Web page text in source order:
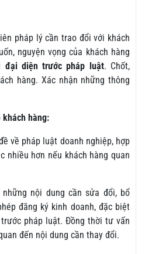
pháp lý cần trao đổi với khách
nguyện vọng của khách hàng
đại diện trước pháp luật. Chốt,
hàng. Xác nhận những thông
khách hàng:
về pháp luật doanh nghiệp, hợp
nhiều hơn nếu khách hàng quan
nội dung cần sửa đổi, bổ
đăng ký kinh doanh, đặc biệt
pháp luật. Đồng thời tư vấn
đến nội dung cần thay đổi.